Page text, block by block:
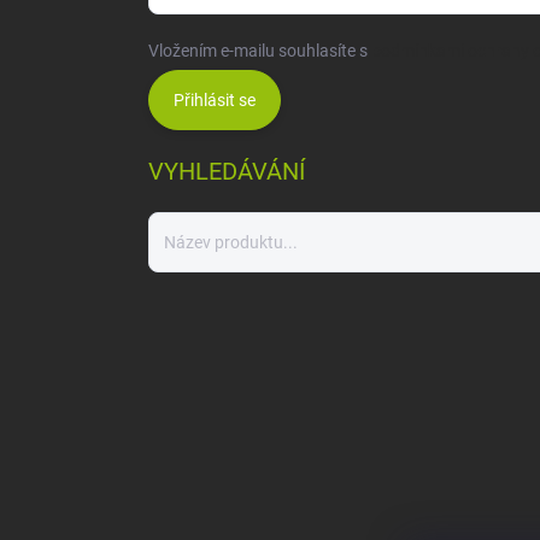
Vložením e-mailu souhlasíte s
Přihlásit se
VYHLEDÁVÁNÍ